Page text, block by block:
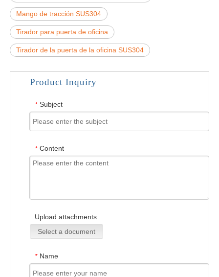
Mango de tracción SUS304
Tirador para puerta de oficina
Tirador de la puerta de la oficina SUS304
Product Inquiry
* Subject
* Content
Upload attachments
Select a document
* Name